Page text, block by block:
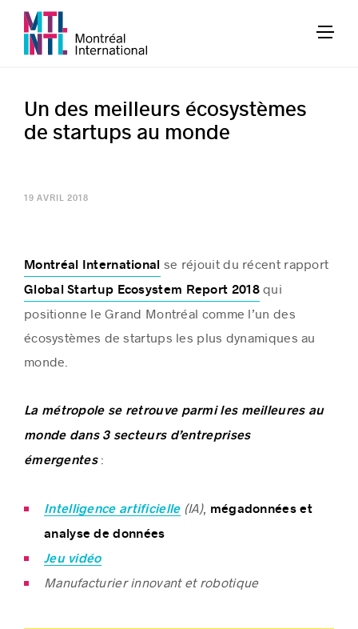
Histoires de réussite
Un des meilleurs écosystèmes
de startups au monde
19 AVRIL 2018
Montréal International se réjouit du récent rapport
Global Startup Ecosystem Report 2018qui
positionne le Grand Montréal comme l’un des
écosystèmes de startups les plus dynamiques au
monde.
La métropole se retrouve parmi les meilleures au
monde dans 3 secteurs d’entreprises
émergentes:
Intelligence artificielle (IA), mégadonnées et
analyse de données
Jeu vidéo
Manufacturier innovant et robotique